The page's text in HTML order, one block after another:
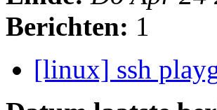
Berichten: 1
[linux] ssh